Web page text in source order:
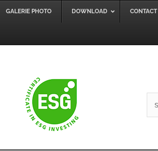
GALERIE PHOTO DOWNLOAD CONTACT
for: